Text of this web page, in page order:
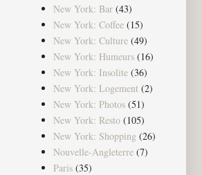
New York: Bar (43)
New York: Coffee (15)
New York: Culture (49)
New York: Humeurs (16)
New York: Insolite (36)
New York: Logement (2)
New York: Photos (51)
New York: Resto (105)
New York: Shopping (26)
Nouvelle-Angleterre (7)
Paris (35)